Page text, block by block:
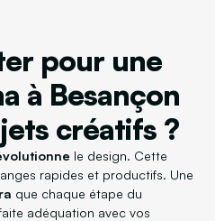
pour une
à Besançon
créatifs ?
le design. Cette
rapides et productifs. Une
que chaque étape du
adéquation avec vos